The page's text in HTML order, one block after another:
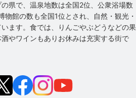
県で、温泉地数は全国2位、公衆浴場数
物館の数も全国1位とされ、自然・観光・
ます。食では、りんごやぶどうなどの果
やワインもありお休みは充実する街で